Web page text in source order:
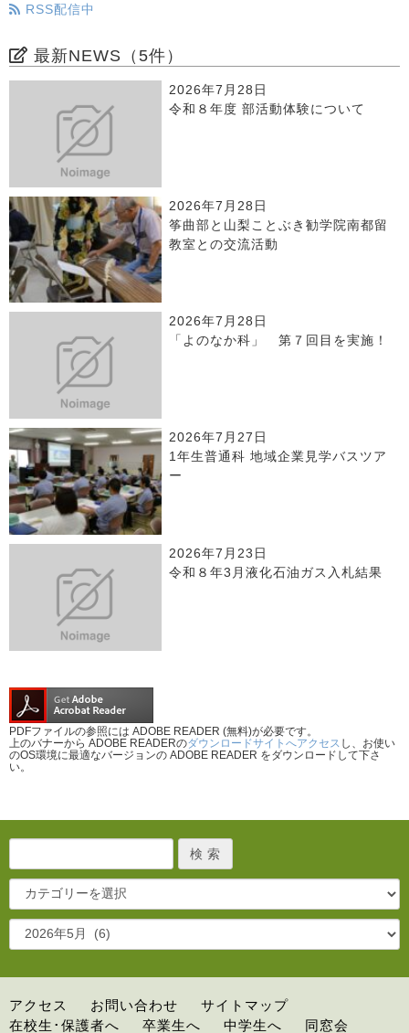
RSS配信中
最新NEWS（5件）
2026年7月28日
令和８年度 部活動体験について
2026年7月28日
筝曲部と山梨ことぶき勧学院南都留
教室との交流活動
2026年7月28日
「よのなか科」 第７回目を実施！
2026年7月27日
1年生普通科 地域企業見学バスツア
ー
2026年7月23日
令和８年3月液化石油ガス入札結果
PDFファイルの参照には ADOBE READER (無料)が必要です。
上のバナーから ADOBE READERのダウンロードサイトへアクセス し、お使い
のOS環境に最適なバージョンの ADOBE READER をダウンロードして下さ
い。
アクセス お問い合わせ
サイトマップ
在校生･保護者へ
卒業生へ 中学生へ 同窓会